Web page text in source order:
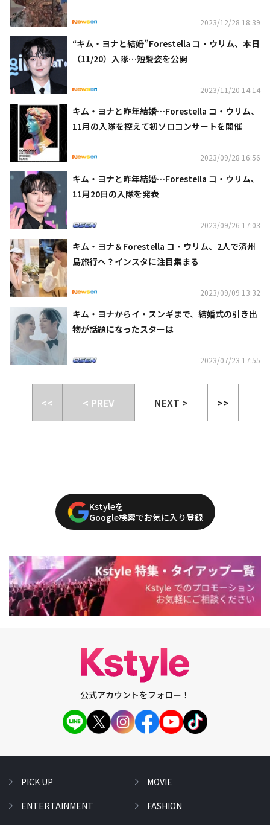
2023/12/28 18:39
“キム・ヨナと結婚”Forestella コ・ウリム、本日
（11/20）入隊…短髪姿を公開
2023/11/20 14:14
キム・ヨナと昨年結婚…Forestella コ・ウリム、
11月の入隊を控えて初ソロコンサートを開催
2023/09/28 16:56
キム・ヨナと昨年結婚…Forestella コ・ウリム、
11月20日の入隊を発表
2023/09/26 17:03
キム・ヨナ＆Forestella コ・ウリム、2人で済州
島旅行へ？インスタに注目集まる
2023/09/09 13:32
キム・ヨナからイ・スンギまで、結婚式の引き出
物が話題になったスターは
2023/07/23 17:55
<< < PREV NEXT > >>
Kstyleを
Google検索でお気に入り登録
公式アカウントをフォロー！
PICK UP
ENTERTAINMENT
MOVIE
FASHION